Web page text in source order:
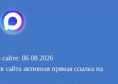
06.08.2026
сайта активная прямая ссылка на